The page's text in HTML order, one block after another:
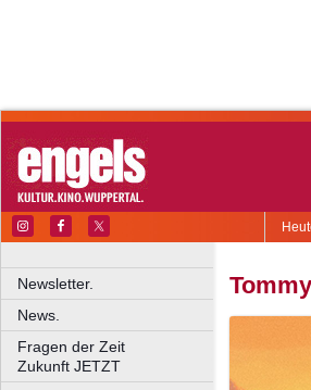
Newsletter.
News.
Fragen der Zeit
Zukunft JETZT